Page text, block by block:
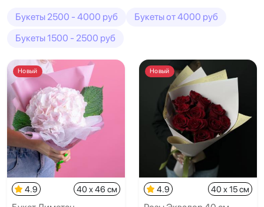
Букеты 2500 - 4000 руб
Букеты от 4000 руб
Букеты 1500 - 2500 руб
Новый
4.9 40 x 46 см
Новый
4.9 40 x 15 см